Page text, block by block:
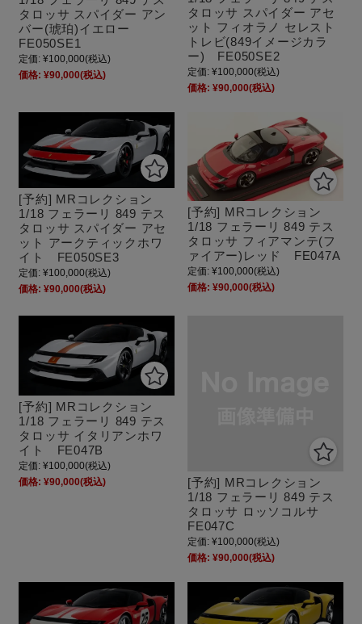
タロッサ スパイダー アン
バー(琥珀)イエロー
FE050SE1
定価: ¥100,000(税込)
価格: ¥90,000(税込)
タロッサ スパイダー アセ
ット フィオラノ セレスト
トレビ(849イメージカラ
ー) FE050SE2
定価: ¥100,000(税込)
価格: ¥90,000(税込)
[予約] MRコレクション
1/18 フェラーリ 849 テス
タロッサ スパイダー アセ
ット アークティックホワ
イト FE050SE3
定価: ¥100,000(税込)
価格: ¥90,000(税込)
[予約] MRコレクション
1/18 フェラーリ 849 テス
タロッサ フィアマンテ(フ
ァイアー)レッド FE047A
定価: ¥100,000(税込)
価格: ¥90,000(税込)
[予約] MRコレクション
1/18 フェラーリ 849 テス
タロッサ イタリアンホワ
イト FE047B
定価: ¥100,000(税込)
価格: ¥90,000(税込)
[予約] MRコレクション
1/18 フェラーリ 849 テス
タロッサ ロッソコルサ
FE047C
定価: ¥100,000(税込)
価格: ¥90,000(税込)